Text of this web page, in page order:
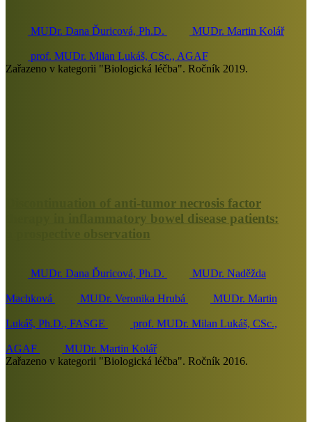
MUDr. Dana Ďuricová, Ph.D. MUDr. Martin Kolář
prof. MUDr. Milan Lukáš, CSc., AGAF
Zařazeno v kategorii "Biologická léčba". Ročník 2019.
Discontinuation of anti-tumor necrosis factor
therapy in inflammatory bowel disease patients:
a prospective observation
MUDr. Dana Ďuricová, Ph.D. MUDr. Naděžda
Machková MUDr. Veronika Hrubá MUDr. Martin
Lukáš, Ph.D., FASGE prof. MUDr. Milan Lukáš, CSc.,
AGAF
MUDr. Martin Kolář
Zařazeno v kategorii "Biologická léčba". Ročník 2016.